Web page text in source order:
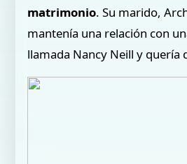
matrimonio. Su marido,
mantenía una relación con
llamada Nancy Neill y quería